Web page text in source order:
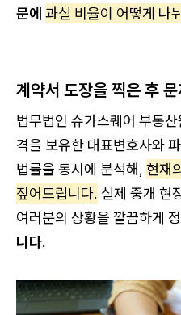
문에 과실 비율이 어떻게 나
계약서 도장을 찍은 후
법무법인 슈가스퀘어 부동
격을 보유한 대표변호사와
법률을 동시에 분석해, 현재
짚어드립니다. 실제 중개 현
여러분의 상황을 깔끔하게
니다.